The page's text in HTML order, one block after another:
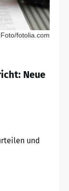
fotolia.com
Neue
und